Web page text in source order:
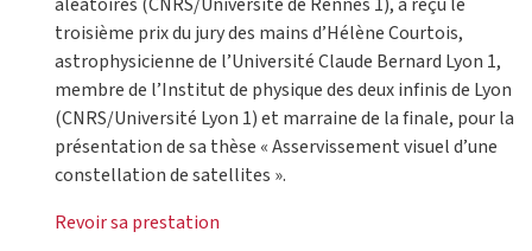
troisième prix du jury des mains d’Hélène Courtois,
astrophysicienne de l’Université Claude Bernard Lyon 1,
membre de l’Institut de physique des deux infinis de Lyon
(CNRS/Université Lyon 1) et marraine de la finale, pour la
présentation de sa thèse « Asservissement visuel d’une
constellation de satellites ».
Revoir sa prestation